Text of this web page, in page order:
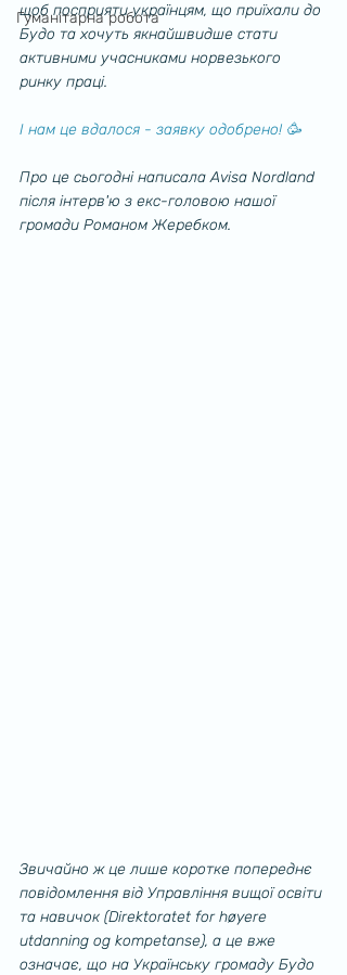
Гуманітарна робота
щоб посприяти українцям, що приїхали до
Будо та хочуть якнайшвидше стати
активними учасниками норвезького
ринку праці.
І нам це вдалося - заявку одобрено! 🥳
Про це сьогодні написала Avisa Nordland
після інтерв'ю з екс-головою нашої
громади Романом Жеребком.
Звичайно ж це лише коротке попереднє
повідомлення від Управління вищої освіти
та навичок (Direktoratet for høyere
utdanning og kompetanse), а це вже
означає, що на Українську громаду Будо